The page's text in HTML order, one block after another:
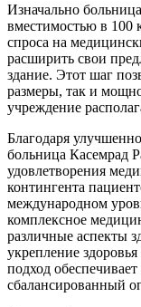
Изначально
вместимостью в 100
спроса на
расширить свои
здание. Этот шаг
размеры, так и
учреждение
Благодаря
больница Касемрад
удовлетворения
контингента
международном
комплексное
различные аспекты
укрепление
подход
сбалансированный